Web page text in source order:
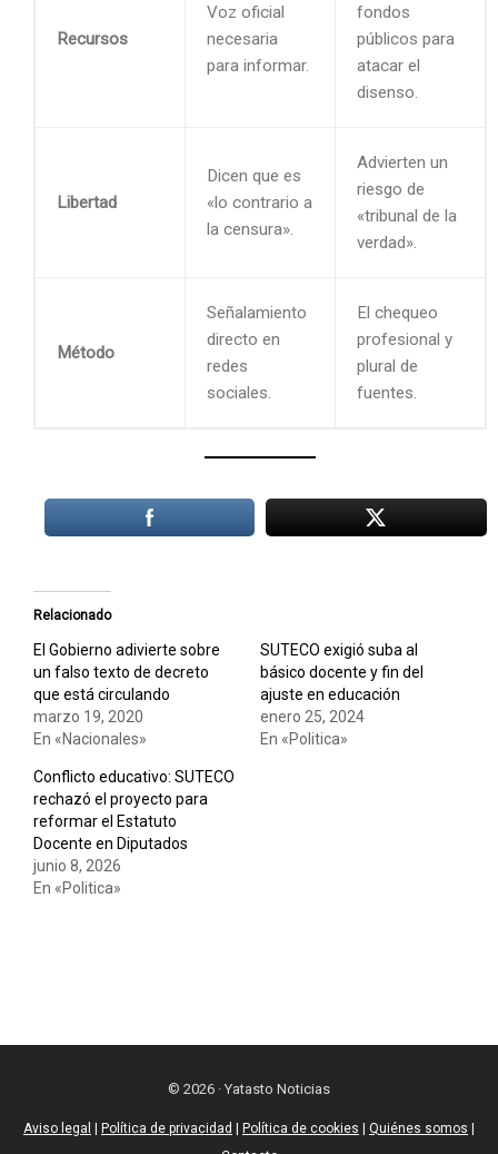
Recursos
Voz oficial
necesaria
para informar.
fondos
públicos para
atacar el
disenso.
Libertad
Dicen que es
«lo contrario a
la censura».
Advierten un
riesgo de
«tribunal de la
verdad».
Método
Señalamiento
directo en
redes
sociales.
El chequeo
profesional y
plural de
fuentes.
Relacionado
El Gobierno adivierte sobre
un falso texto de decreto
que está circulando
marzo 19, 2020
En «Nacionales»
SUTECO exigió suba al
básico docente y fin del
ajuste en educación
enero 25, 2024
En «Politica»
Conflicto educativo: SUTECO
rechazó el proyecto para
reformar el Estatuto
Docente en Diputados
junio 8, 2026
En «Politica»
© 2026 · Yatasto Noticias
Aviso legal | Política de privacidad | Política de cookies | Quiénes somos |